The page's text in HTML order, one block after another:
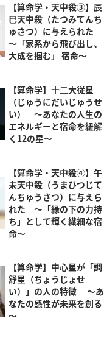
【算命学・天中殺③】辰
巳天中殺（たつみてんち
ゅさつ）に与えられた
～「家系から飛び出し、
大成を掴む」 宿命～
【算命学】十二大従星
（じゅうにだいじゅうせ
い） ～あなたの人生の
エネルギーと宿命を紐解
く12の星～
【算命学・天中殺④】午
未天中殺（うまひつじて
んちゅうさつ）に与えら
れた ～「縁の下の力持
ち」として輝く繊細な宿
命～
【算命学】中心星が「調
舒星（ちょうじょせ
い）」の人の特徴 ～あ
なたの感性が未来を創る
～